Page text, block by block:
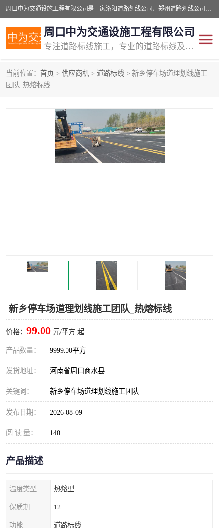
周口中为交通设施工程有限公司是一家洛阳道路划线公司、郑州道路划线公司、平顶山道路车位划线公司、开封车位划线公司、许昌道路车位划线公司、漯河道路车位划线公司，公司始终坚持“诚信、匠心、专注”的宗旨；我们的经营理念是：的服务。
周口中为交通设施工程有限公司
专注道路标线施工，专业的道路标线及交通设施施工服务商!
当前位置： 首页 > 供应商机 > 道路标线 > 新乡停车场道理划线施工
团队_热熔标线
新乡停车场道理划线施工团队_热熔标线
价格： 99.00 元/平方 起
产品数量： 9999.00平方
发货地址： 河南省周口商水县
关键词： 新乡停车场道理划线施工团队
发布日期： 2026-08-09
阅 读 量： 140
产品描述
温度类型 热熔型
保质期 12
功能 道路标线
交通道路标线
道路标线划线 马路标线
道路划线